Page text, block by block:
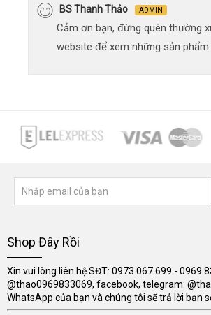
BS Thanh Thảo ADMIN
Cảm ơn bạn, đừng quên thường
website để xem những sản
Shop Đây Rồi
Xin vui lòng liên hệ SĐT: 0973.067.699 -
@thao0969833069, facebook, telegram:
WhatsApp của bạn và chúng tôi sẽ trả lời bạn